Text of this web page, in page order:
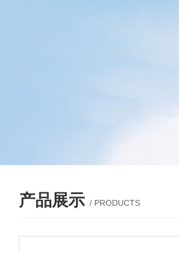
产品展示 / PRODUCTS